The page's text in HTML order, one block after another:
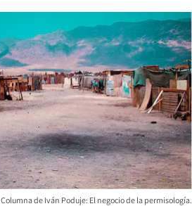
Columna de Iván Poduje: El negocio de la permisología.